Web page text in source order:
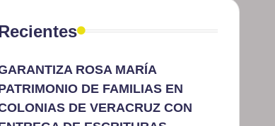
ROSA MARÍA
DE FAMILIAS EN
DE VERACRUZ CON